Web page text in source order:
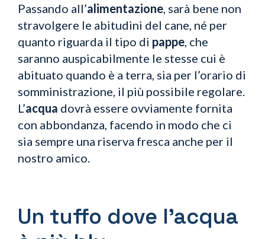
Passando all’alimentazione, sarà bene non
stravolgere le abitudini del cane, né per
quanto riguarda il tipo di pappe, che
saranno auspicabilmente le stesse cui è
abituato quando è a terra, sia per l’orario di
somministrazione, il più possibile regolare.
L’acqua dovrà essere ovviamente fornita
con abbondanza, facendo in modo che ci
sia sempre una riserva fresca anche per il
nostro amico.
Un tuffo dove l’acqua